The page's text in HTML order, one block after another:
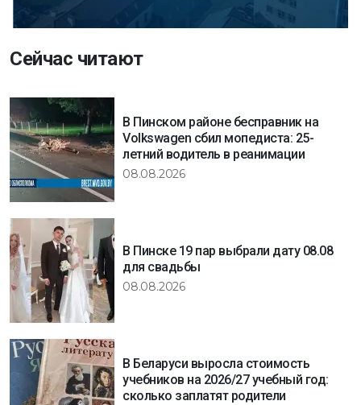
Сейчас читают
В Пинском районе бесправник на
Volkswagen сбил мопедиста: 25-
летний водитель в реанимации
08.08.2026
В Пинске 19 пар выбрали дату 08.08
для свадьбы
08.08.2026
В Беларуси выросла стоимость
учебников на 2026/27 учебный год:
сколько заплатят родители